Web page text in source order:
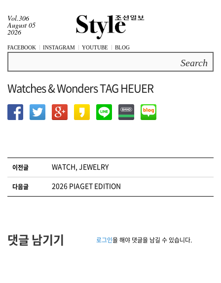
Vol.306
August 05
2026
FACEBOOK INSTAGRAM YOUTUBE BLOG
Watches & Wonders TAG HEUER
글 네비게이션
이전글 WATCH, JEWELRY
다음글 2026 PIAGET EDITION
댓글 남기기 로그인을 해야 댓글을 남길 수 있습니다.